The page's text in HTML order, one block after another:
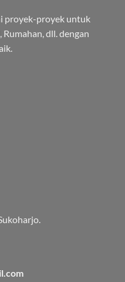
proyek-proyek untuk
dll. dengan